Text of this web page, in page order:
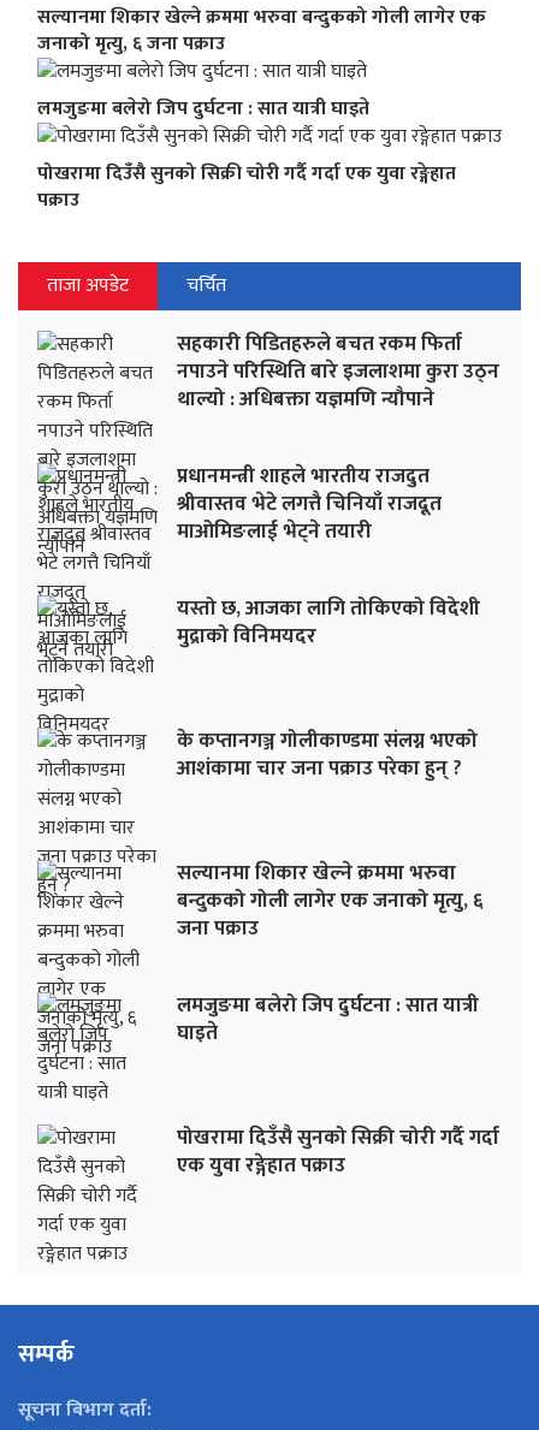
सल्यानमा शिकार खेल्ने क्रममा भरुवा बन्दुकको गोली लागेर एक
जनाको मृत्यु, ६ जना पक्राउ
लमजुङमा बलेरो जिप दुर्घटना : सात यात्री घाइते
पोखरामा दिउँसै सुनको सिक्री चोरी गर्दै गर्दा एक युवा रङ्गेहात
पक्राउ
ताजा अपडेट चर्चित
सहकारी पिडितहरुले बचत रकम फिर्ता
नपाउने परिस्थिति बारे इजलाशमा कुरा उठ्न
थाल्यो : अधिबक्ता यज्ञमणि न्यौपाने
प्रधानमन्त्री शाहले भारतीय राजदुत
श्रीवास्तव भेटे लगत्तै चिनियाँ राजदूत
माओमिङलाई भेट्ने तयारी
यस्तो छ, आजका लागि तोकिएको विदेशी
मुद्राको विनिमयदर
के कप्तानगञ्ज गोलीकाण्डमा संलग्न भएको
आशंकामा चार जना पक्राउ परेका हुन् ?
सल्यानमा शिकार खेल्ने क्रममा भरुवा
बन्दुकको गोली लागेर एक जनाको मृत्यु, ६
जना पक्राउ
लमजुङमा बलेरो जिप दुर्घटना : सात यात्री
घाइते
पोखरामा दिउँसै सुनको सिक्री चोरी गर्दै गर्दा
एक युवा रङ्गेहात पक्राउ
सम्पर्क
सूचना बिभाग दर्ता: